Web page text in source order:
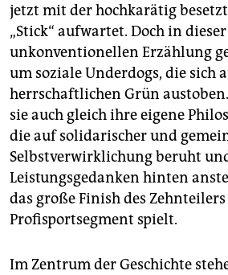
jetzt mit der hochkarätig
„Stick“ aufwartet. Doch in
unkonventionellen Erzählung
um soziale Underdogs, die sich
herrschaftlichen Grün
sie auch gleich ihre eigene
die auf solidarischer und
Selbstverwirklichung beruht
Leistungsgedanken hinten
das große Finish des
Profisportsegment spielt.
Im Zentrum der Geschichte